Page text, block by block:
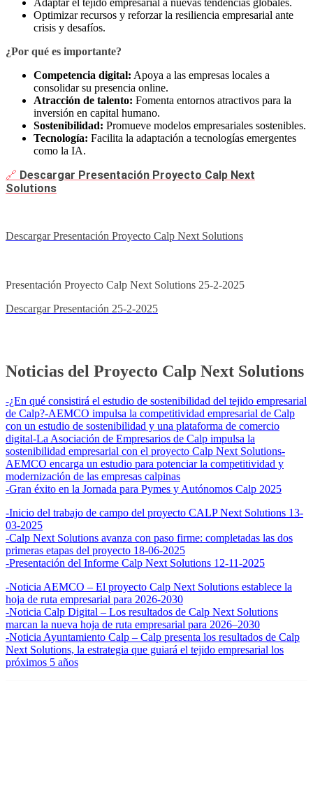
Adaptar el tejido empresarial a nuevas tendencias globales.
Optimizar recursos y reforzar la resiliencia empresarial ante
crisis y desafíos.
¿Por qué es importante?
Competencia digital: Apoya a las empresas locales a
consolidar su presencia online.
Atracción de talento: Fomenta entornos atractivos para la
inversión en capital humano.
Sostenibilidad: Promueve modelos empresariales sostenibles.
Tecnología: Facilita la adaptación a tecnologías emergentes
como la IA.
🔗 Descargar Presentación Proyecto Calp Next
Solutions
Descargar Presentación Proyecto Calp Next Solutions
Presentación Proyecto Calp Next Solutions 25-2-2025
Descargar Presentación 25-2-2025
Noticias del Proyecto Calp Next Solutions
-¿En qué consistirá el estudio de sostenibilidad del tejido empresarial
de Calp?-AEMCO impulsa la competitividad empresarial de Calp
con un estudio de sostenibilidad y una plataforma de comercio
digital-La Asociación de Empresarios de Calp impulsa la
sostenibilidad empresarial con el proyecto Calp Next Solutions-
AEMCO encarga un estudio para potenciar la competitividad y
modernización de las empresas calpinas
-Gran éxito en la Jornada para Pymes y Autónomos Calp 2025
-Inicio del trabajo de campo del proyecto CALP Next Solutions 13-
03-2025
-Calp Next Solutions avanza con paso firme: completadas las dos
primeras etapas del proyecto 18-06-2025
-Presentación del Informe Calp Next Solutions 12-11-2025
-Noticia AEMCO – El proyecto Calp Next Solutions establece la
hoja de ruta empresarial para 2026-2030
-Noticia Calp Digital – Los resultados de Calp Next Solutions
marcan la nueva hoja de ruta empresarial para 2026–2030
-Noticia Ayuntamiento Calp – Calp presenta los resultados de Calp
Next Solutions, la estrategia que guiará el tejido empresarial los
próximos 5 años